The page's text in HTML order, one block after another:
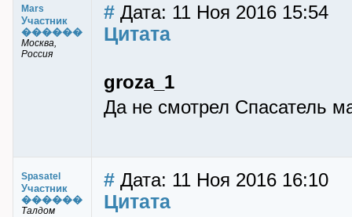
Mars
Участник
������
Москва,
Россия
# Дата: 11 Ноя 2016 15:54
Цитата
groza_1
Да не смотрел Спасатель
Spasatel
Участник
������
Талдом
# Дата: 11 Ноя 2016 16:10
Цитата